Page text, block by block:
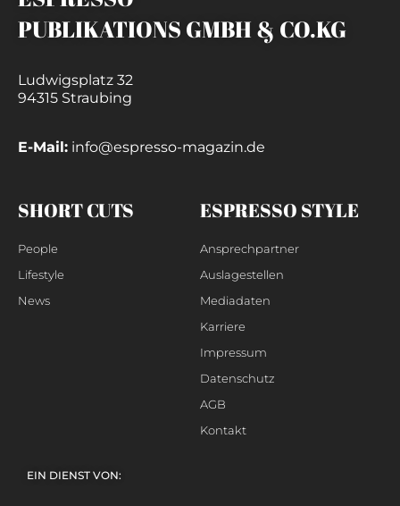
PUBLIKATIONS GMBH & CO.KG
Ludwigsplatz 32
94315 Straubing
E-Mail: info@espresso-magazin.de
SHORT CUTS
People
Lifestyle
News
ESPRESSO STYLE
Ansprechpartner
Auslagestellen
Mediadaten
Karriere
Impressum
Datenschutz
AGB
Kontakt
EIN DIENST VON: